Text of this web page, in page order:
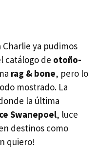
ya pudimos
catálogo de otoño-
rag & bone, pero lo
mostrado. La
la última
Swanepoel, luce
destinos como
quiero!